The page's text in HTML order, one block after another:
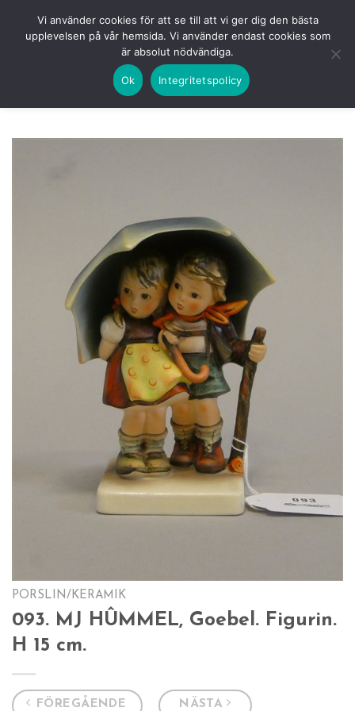
KOMMANDE LOGGA IN
PORSLIN/KERAMIK
093. MJ HÛMMEL, Goebel. Figurin.
H 15 cm.
FÖREGÅENDE NÄSTA
Vi använder cookies för att se till att vi ger dig den bästa
upplevelsen på vår hemsida. Vi använder endast cookies som
är absolut nödvändiga.
Ok Integritetspolicy